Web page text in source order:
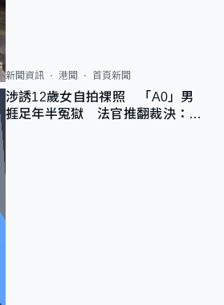
新聞資訊 港聞 首頁新聞
涉誘12歲女自拍祼照 「A0」男
捱足年半冤獄 法官推翻裁決：抄